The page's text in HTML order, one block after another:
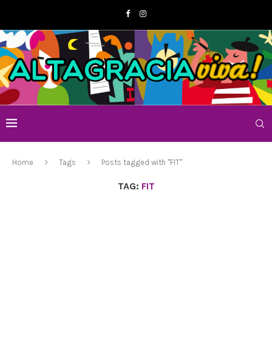
Home Tags Posts tagged with "FIT"
TAG: FIT